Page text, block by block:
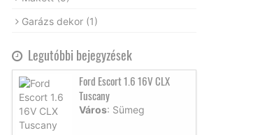
Garázs dekor (1)
Legutóbbi bejegyzések
Ford Escort 1.6 16V CLX
Tuscany
Város: Sümeg